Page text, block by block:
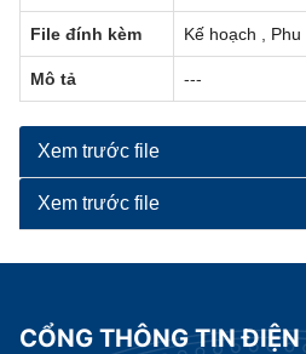
File đính kèm Kế hoạch Phu
Mô tả ---
Xem trước file
Xem trước file
CỔNG THÔNG TIN